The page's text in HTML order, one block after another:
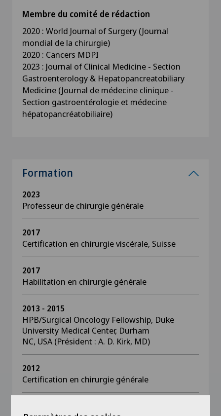
Membre du comité de rédaction
2020 : World Journal of Surgery (Journal
mondial de la chirurgie)
2020 : Cancers MDPI
2023 : Journal of Clinical Medicine - Section
Gastroenterology & Hepatopancreatobiliary
Medicine (Journal de médecine clinique -
Section gastroentérologie et médecine
hépatopancréatobiliaire)
Formation
2023
Professeur de chirurgie générale
2017
Certification en chirurgie viscérale, Suisse
2017
Habilitation en chirurgie générale
2013 - 2015
HPB/Surgical Oncology Fellowship, Duke
University Medical Center, Durham
NC, USA (Président : A. D. Kirk, MD)
2012
Certification en chirurgie générale